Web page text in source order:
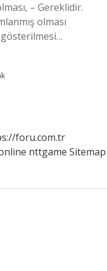
– Gereklidir.
olması
foru.com.tr
nttgame Sitemap